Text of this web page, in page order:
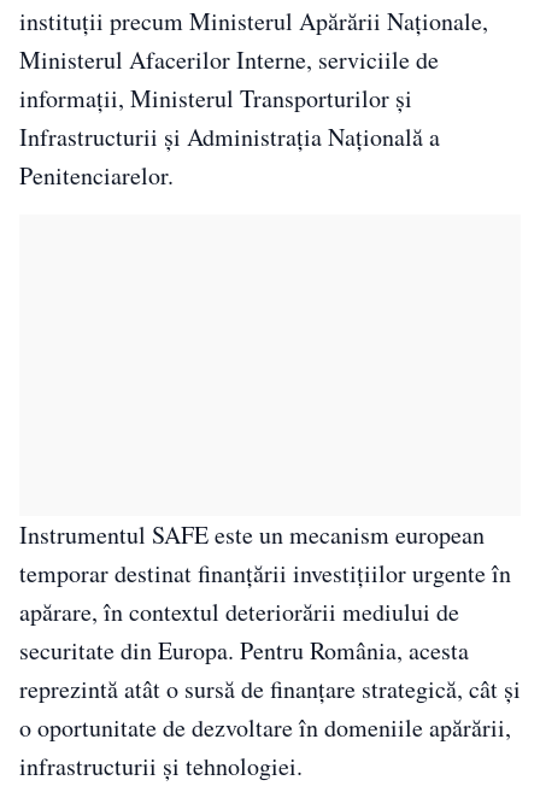
instituții precum Ministerul Apărării Naționale,
Ministerul Afacerilor Interne, serviciile de
informații, Ministerul Transporturilor și
Infrastructurii și Administrația Națională a
Penitenciarelor.
Instrumentul SAFE este un mecanism european
temporar destinat finanțării investițiilor urgente în
apărare, în contextul deteriorării mediului de
securitate din Europa. Pentru România, acesta
reprezintă atât o sursă de finanțare strategică, cât și
o oportunitate de dezvoltare în domeniile apărării,
infrastructurii și tehnologiei.